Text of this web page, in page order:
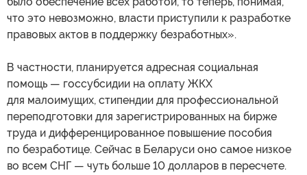
что это невозможно, власти приступили к разработке
правовых актов в поддержку безработных».
В частности, планируется адресная социальная
помощь — госсубсидии на оплату ЖКХ
для малоимущих, стипендии для профессиональной
переподготовки для зарегистрированных на бирже
труда и дифференцированное повышение пособия
по безработице. Сейчас в Беларуси оно самое низкое
во всем СНГ — чуть больше 10 долларов в пересчете.